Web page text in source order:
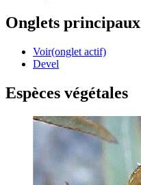
Onglets principaux
Voir(onglet actif)
Devel
Espèces végétales